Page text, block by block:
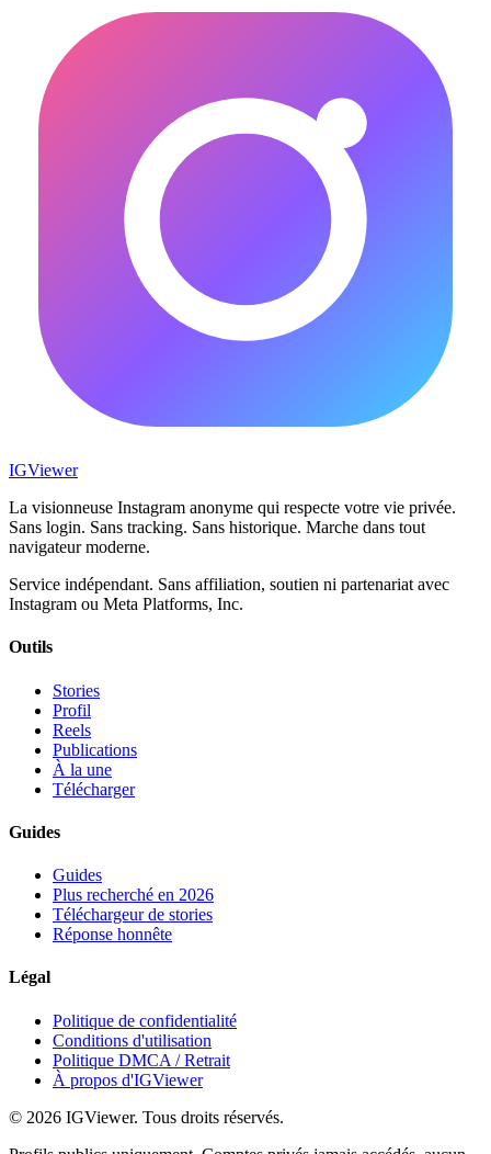
IGViewer
La visionneuse Instagram anonyme qui respecte votre vie privée.
Sans login. Sans tracking. Sans historique. Marche dans tout
navigateur moderne.
Service indépendant. Sans affiliation, soutien ni partenariat avec
Instagram ou Meta Platforms, Inc.
Outils
Stories
Profil
Reels
Publications
À la une
Télécharger
Guides
Guides
Plus recherché en 2026
Téléchargeur de stories
Réponse honnête
Légal
Politique de confidentialité
Conditions d'utilisation
Politique DMCA / Retrait
À propos d'IGViewer
© 2026 IGViewer. Tous droits réservés.